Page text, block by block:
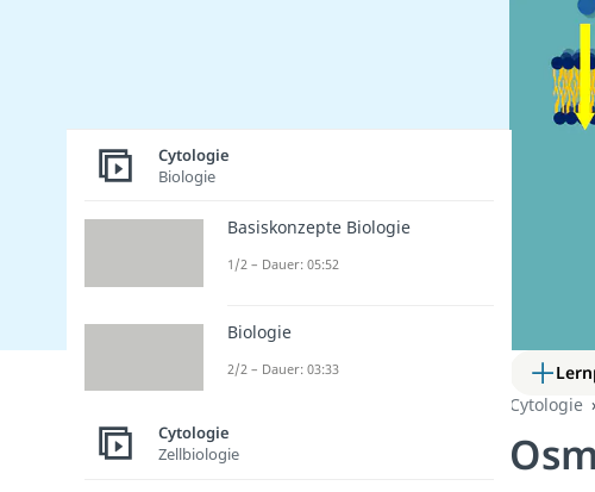
Cytologie
Cytologie
Biologie
Basiskonzepte Biologie
1/2 – Dauer: 05:52
Biologie
2/2 – Dauer: 03:33
Cytologie
Zellbiologie